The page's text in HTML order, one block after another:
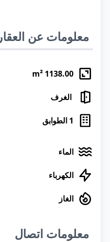
معلومات عن العقار
1138.00
m²
الغرف
1 الطوابق
الماء
الكهرباء
الغاز
معلومات اتصال